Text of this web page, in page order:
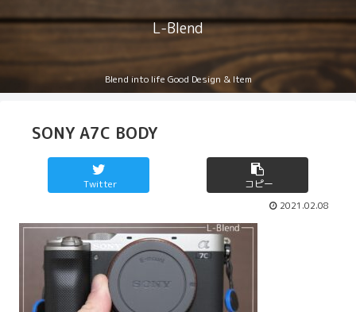
L-Blend
Blend into life Good Design & Item
SONY A7C BODY
Twitter コピー
2021.02.08